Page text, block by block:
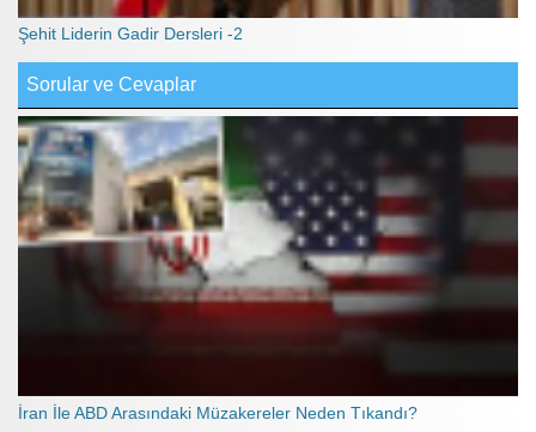
Şehit Liderin Gadir Dersleri -2
Sorular ve Cevaplar
İran İle ABD Arasındaki Müzakereler Neden Tıkandı?